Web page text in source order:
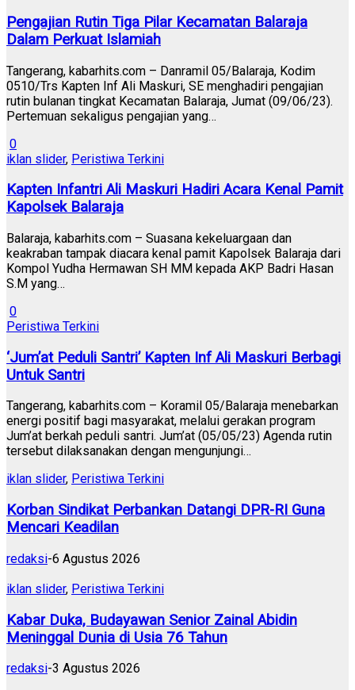
Pengajian Rutin Tiga Pilar Kecamatan Balaraja
Dalam Perkuat Islamiah
Tangerang, kabarhits.com – Danramil 05/Balaraja, Kodim
0510/Trs Kapten Inf Ali Maskuri, SE menghadiri pengajian
rutin bulanan tingkat Kecamatan Balaraja, Jumat (09/06/23).
Pertemuan sekaligus pengajian yang…
0
iklan slider, Peristiwa Terkini
Kapten Infantri Ali Maskuri Hadiri Acara Kenal Pamit
Kapolsek Balaraja
Balaraja, kabarhits.com – Suasana kekeluargaan dan
keakraban tampak diacara kenal pamit Kapolsek Balaraja dari
Kompol Yudha Hermawan SH MM kepada AKP Badri Hasan
S.M yang…
0
Peristiwa Terkini
‘Jum’at Peduli Santri’ Kapten Inf Ali Maskuri Berbagi
Untuk Santri
Tangerang, kabarhits.com – Koramil 05/Balaraja menebarkan
energi positif bagi masyarakat, melalui gerakan program
Jum’at berkah peduli santri. Jum’at (05/05/23) Agenda rutin
tersebut dilaksanakan dengan mengunjungi…
iklan slider, Peristiwa Terkini
Korban Sindikat Perbankan Datangi DPR-RI Guna
Mencari Keadilan
redaksi-6 Agustus 2026
iklan slider, Peristiwa Terkini
Kabar Duka, Budayawan Senior Zainal Abidin
Meninggal Dunia di Usia 76 Tahun
redaksi-3 Agustus 2026